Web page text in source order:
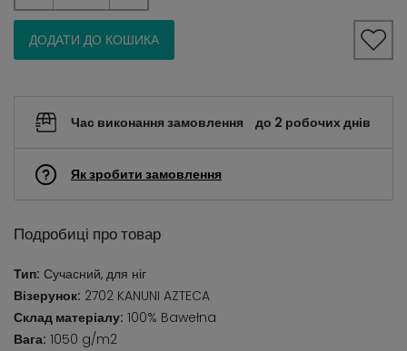
ДОДАТИ ДО КОШИКА
Час виконання замовлення до 2 робочих днів
Як зробити замовлення
Подробиці про товар
Тип: Сучасний, для ніг
Візерунок: 2702 KANUNI AZTECA
Склад матеріалу: 100% Bawełna
Вага: 1050 g/m2